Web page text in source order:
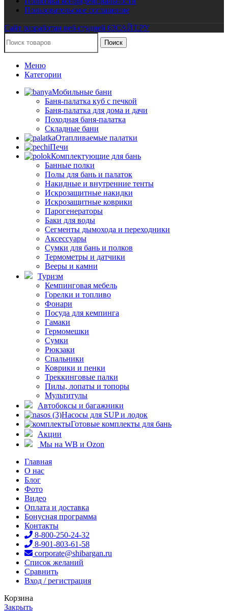
Пользовательское соглашение
Сайт разработан веб-студией 63САЙТ.РУ
Поиск
Меню
Категории
Мобильные бани
Баня-палатка куб с печкой
Баня-палатка для дома и дачи
Походная баня-палатка
Складные бани
Отапливаемые палатки
Печи
Комплектующие для бань
Банные полки
Полы для бань и палаток
Накидные и внутренние тенты
Искрозащитные накидки
Искрозащитные коврики
Парогенераторы
Баки для воды
Сегменты дымохода и переходники
Аксессуары
Сумки для бань и полков
Термометры и датчики
Вееры и камни
Туризм
Кемпинговая мебель
Горелки и топливо
Фонари
Посуда для кемпинга
Гамаки
Гермомешки
Сумки
Рюкзаки
Спальники
Коврики и пенки
Треккинговые палки
Пилы, лопаты и топоры
Мультитулы
Автобоксы и багажники
Насосы для SUP и лодок
Готовые комплекты для бань
Акции
Мы на WB и Ozon
Главная
О нас
Блог
Фото
Видео
Оплата и доставка
Бонусная программа
Контакты
8-800-250-24-32
8-901-803-61-58
corporate@shibargan.ru
Список желаний
Сравнить
Вход / регистрация
Корзина
Закрыть